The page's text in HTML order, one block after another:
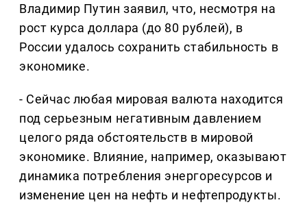
Владимир Путин заявил, что, несмотря на
рост курса доллара (до 80 рублей), в
России удалось сохранить стабильность в
экономике.
- Сейчас любая мировая валюта находится
под серьезным негативным давлением
целого ряда обстоятельств в мировой
экономике. Влияние, например, оказывают
динамика потребления энергоресурсов и
изменение цен на нефть и нефтепродукты.